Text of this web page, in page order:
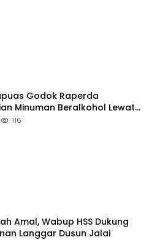
Godok Raperda
Minuman Beralkohol Lewat
116
Amal, Wabup HSS Dukung
Langgar Dusun Jalai